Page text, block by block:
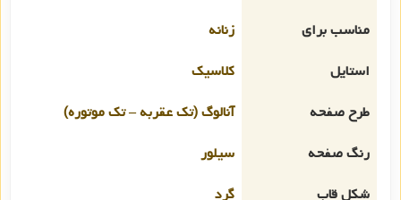
مناسب برای
زنانه
استایل
کلاسیک
طرح صفحه
آنالوگ (تک عقربه – تک موتوره)
رنگ صفحه
سیلور
شکل قاب
گرد